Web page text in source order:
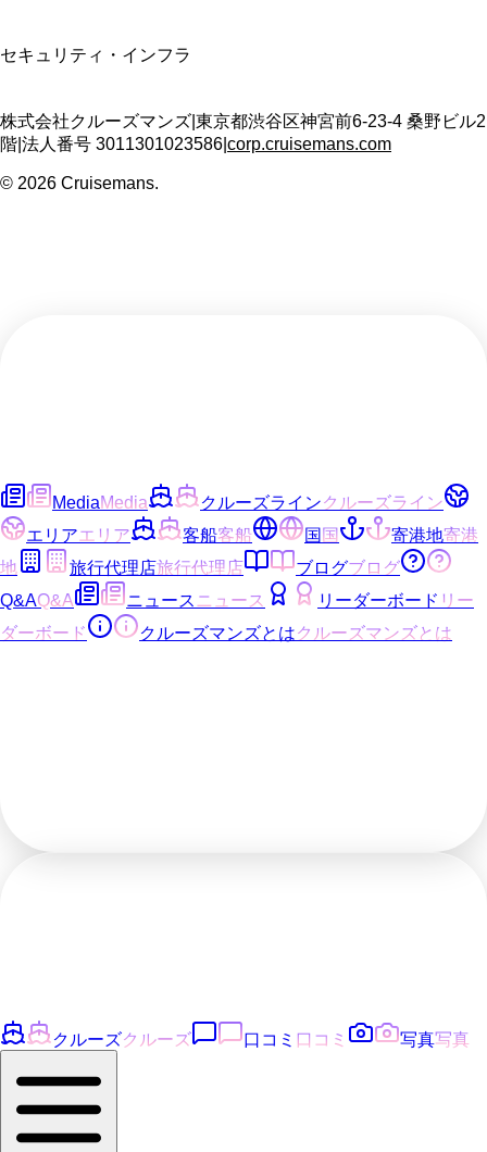
セキュリティ・インフラ
株式会社クルーズマンズ 東京都渋谷区神宮前6-23-4 桑野ビル2
階 法人番号 3011301023586 corp.cruisemans.com
© 2026 Cruisemans.
MediaMedia クルーズラインクルーズライン
エリアエリア 客船客船 国国 寄港地寄港
地
旅行代理店旅行代理店 ブログブログ
Q&AQ&A ニュース ニュース リーダーボード リー
ダーボード
クルーズマンズとはクルーズマンズとは
クルーズクルーズ 口コミ 口コミ 写真写真